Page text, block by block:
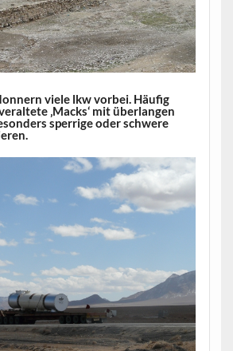
viele lkw vorbei. Häufig
‚Macks‘ mit überlangen
sperrige oder schwere